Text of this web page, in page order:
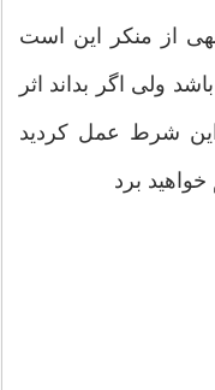
از منکر این است
ولی اگر بداند اثر
شرط عمل کردید
برد